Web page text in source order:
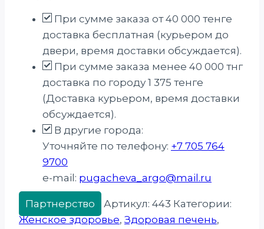
При сумме заказа от 40 000 тенге
доставка бесплатная (курьером до
двери, время доставки обсуждается).
При сумме заказа менее 40 000 тнг
доставка по городу 1 375 тенге
(Доставка курьером, время доставки
обсуждается).
В другие города:
Уточняйте по телефону: +7 705 764
9700
e-mail: pugacheva_argo@mail.ru
Партнерство Артикул: 443 Категории:
Женское здоровье, Здоровая печень,